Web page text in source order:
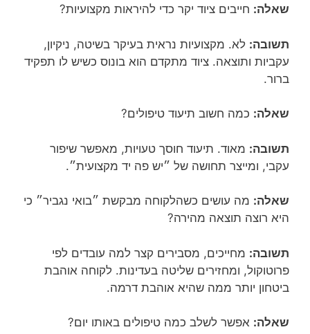
שאלה: חייבים ציוד יקר כדי להיראות מקצועיות?
תשובה: לא. מקצועיות נראית בעיקר בשיטה, ניקיון,
עקביות ותוצאה. ציוד מתקדם הוא בונוס כשיש לו תפקיד
ברור.
שאלה: כמה חשוב תיעוד טיפולים?
תשובה: מאוד. תיעוד חוסך טעויות, מאפשר שיפור
עקבי, ומייצר תחושה של ״יש פה יד מקצועית״.
שאלה: מה עושים כשהלקוחה מבקשת ״בואי נגביר״ כי
היא רוצה תוצאה מהירה?
תשובה: מחייכים, מסבירים קצר למה עובדים לפי
פרוטוקול, ומחזירים שליטה בעדינות. לקוחה אוהבת
ביטחון יותר ממה שהיא אוהבת דרמה.
שאלה: אפשר לשלב כמה טיפולים באותו יום?